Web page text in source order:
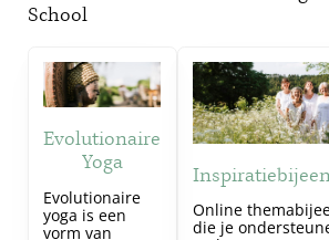
School
Evolutionaire
Yoga
Evolutionaire
yoga is een
vorm van
Online
die je